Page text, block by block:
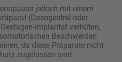
jedoch mit einem
(Desogestrel oder
Implantat verhüten,
Beschwerden
da diese Präparate nicht
zugelassen sind.